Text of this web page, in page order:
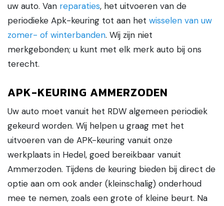
uw auto. Van reparaties, het uitvoeren van de
periodieke Apk-keuring tot aan het wisselen van uw
zomer- of winterbanden. Wij zijn niet
merkgebonden; u kunt met elk merk auto bij ons
terecht.
APK-KEURING AMMERZODEN
Uw auto moet vanuit het RDW algemeen periodiek
gekeurd worden. Wij helpen u graag met het
uitvoeren van de APK-keuring vanuit onze
werkplaats in Hedel, goed bereikbaar vanuit
Ammerzoden. Tijdens de keuring bieden bij direct de
optie aan om ook ander (kleinschalig) onderhoud
mee te nemen, zoals een grote of kleine beurt. Na